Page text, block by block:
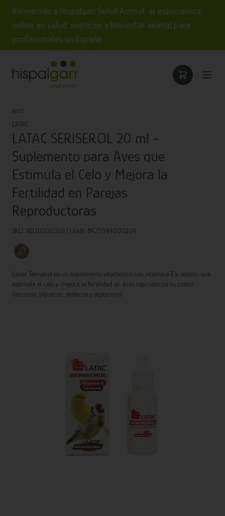
Bienvenido a Hispalgan Salud Animal, el especialista
online en salud, nutrición y bienestar animal para
profesionales en España
AVES
LATAC
LATAC SERISEROL 20 ml -
Suplemento para Aves que
Estimula el Celo y Mejora la
Fertilidad en Parejas
Reproductoras
SKU: AD200003097 | EAN: 8429944000204
Latac Seriserol es un suplemento vitamínico con vitamina E y selenio que
estimula el celo y mejora la fertilidad en aves reproductoras como
canarios, jilgueros, exóticos y agapornis.